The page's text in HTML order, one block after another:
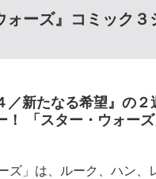
ォーズ』コミック３
／新たなる希望』の２
！ 「スター・ウォーズ
ズ」は、ルーク、ハン、